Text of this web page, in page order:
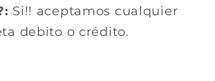
Si!! aceptamos cualquier
debito o crédito.